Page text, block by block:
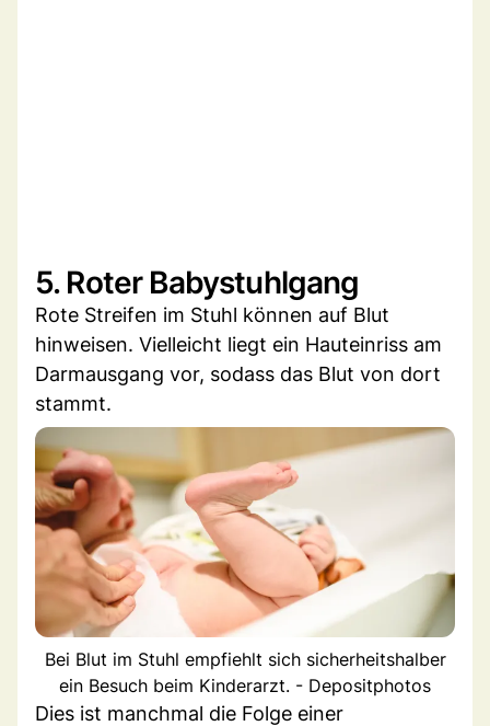
5. Roter Babystuhlgang
Rote Streifen im Stuhl können auf Blut
hinweisen. Vielleicht liegt ein Hauteinriss am
Darmausgang vor, sodass das Blut von dort
stammt.
Bei Blut im Stuhl empfiehlt sich sicherheitshalber
ein Besuch beim Kinderarzt. - Depositphotos
Dies ist manchmal die Folge einer